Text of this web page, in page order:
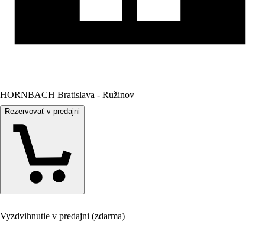
HORNBACH Bratislava - Ružinov
Rezervovať v predajni
Vyzdvihnutie v predajni (zdarma)